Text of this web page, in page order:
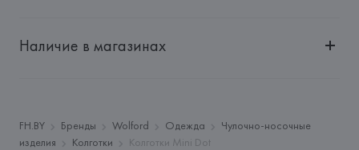
"БелВиринея"
Адрес:
АВСТРИЯ, WOLFORD Aktiengesellschaft,
Wolfordstrasse 1, A-6900 Bregenz,
Наличие в магазинах
FH.BY Бренды Wolford Одежда
Чулочно-носочные
изделия
Колготки Колготки Mini Dot